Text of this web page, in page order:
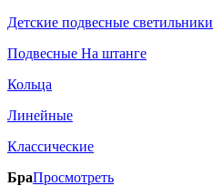
Детские подвесные светильники
Подвесные На штанге
Кольца
Линейные
Классические
БраПросмотреть